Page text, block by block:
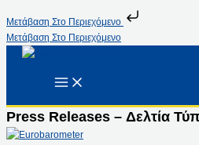
Μετάβαση Στο Περιεχόμενο
Μετάβαση Στο Περιεχόμενο
Press Releases – Δελτία